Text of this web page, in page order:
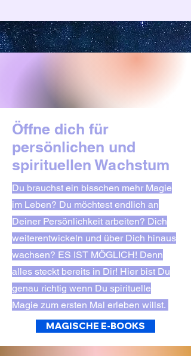
Öffne dich für
persönlichen und
spirituellen Wachstum
Du brauchst ein bisschen mehr Magie
im Leben? Du möchtest endlich an
Deiner Persönlichkeit arbeiten? Dich
weiterentwickeln und über Dich hinaus
wachsen? ES IST MÖGLICH! Denn
alles steckt bereits in Dir! Hier bist Du
genau richtig wenn Du spirituelle
Magie zum ersten Mal erleben willst.
MAGISCHE E-BOOKS